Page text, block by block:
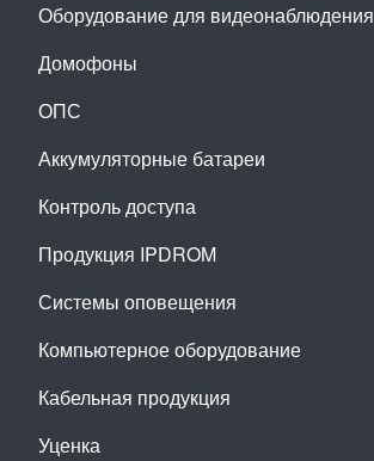
Оборудование для видеонаблюдения
Домофоны
ОПС
Аккумуляторные батареи
Контроль доступа
Продукция IPDROM
Системы оповещения
Компьютерное оборудование
Кабельная продукция
Уценка